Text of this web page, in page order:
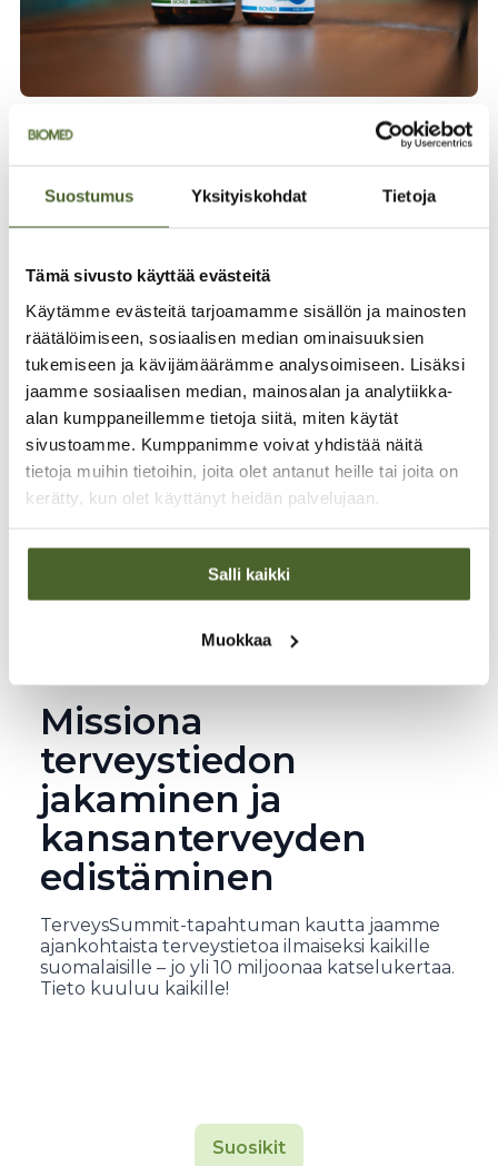
Suostumus Yksityiskohdat Tietoja
Tämä sivusto käyttää evästeitä
Käytämme evästeitä tarjoamamme sisällön ja mainosten
räätälöimiseen, sosiaalisen median ominaisuuksien
tukemiseen ja kävijämäärämme analysoimiseen. Lisäksi
jaamme sosiaalisen median, mainosalan ja analytiikka-
alan kumppaneillemme tietoja siitä, miten käytät
sivustoamme. Kumppanimme voivat yhdistää näitä
tietoja muihin tietoihin, joita olet antanut heille tai joita on
kerätty, kun olet käyttänyt heidän palvelujaan.
Salli kaikki
Muokkaa
Artesaanityötä
Valmistamme omat tuotteet tehtaassamme
yhteistyössä tutkimuslaitosten ja terveysalan
huippuasiantuntijoiden kanssa. Tuomme myös
maahan maailman laadukkaimpia ja
tutkituimpia terveystuotteita.
Missiona
terveystiedon
jakaminen ja
kansanterveyden
edistäminen
TerveysSummit-tapahtuman kautta jaamme
ajankohtaista terveystietoa ilmaiseksi kaikille
suomalaisille – jo yli 10 miljoonaa katselukertaa.
Tieto kuuluu kaikille!
Suosikit